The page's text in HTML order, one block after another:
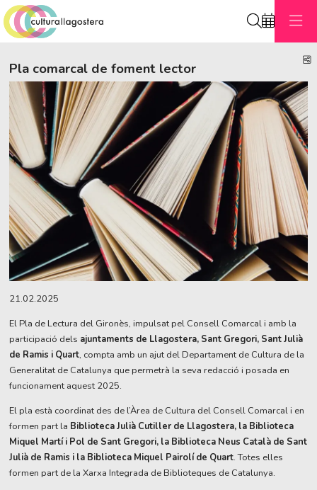
Pla comarcal de foment lector
21.02.2025
El Pla de Lectura del Gironès, impulsat pel Consell Comarcal i amb la
participació dels ajuntaments de Llagostera, Sant Gregori, Sant Julià
de Ramis i Quart, compta amb un ajut del Departament de Cultura de la
Generalitat de Catalunya que permetrà la seva redacció i posada en
funcionament aquest 2025.
El pla està coordinat des de l’Àrea de Cultura del Consell Comarcal i en
formen part la Biblioteca Julià Cutiller de Llagostera, la Biblioteca
Miquel Martí i Pol de Sant Gregori, la Biblioteca Neus Català de Sant
Julià de Ramis i la Biblioteca Miquel Pairolí de Quart. Totes elles
formen part de la Xarxa Integrada de Biblioteques de Catalunya.